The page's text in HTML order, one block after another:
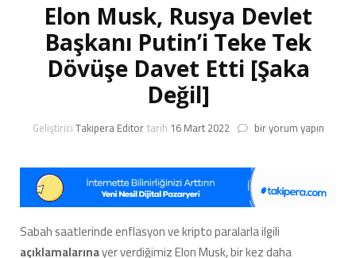
Elon Musk, Rusya Devlet
Başkanı Putin’i Teke Tek
Dövüşe Davet Etti [Şaka
Değil]
GeliştiriciTakipera Editortarih 16 Mart 2022 Elon
Devlet
Başkanı
Putin’i
Teke
Tek
bir yorum yapın
Sabah saatlerinde enflasyon ve kripto paralarla ilgili
açıklamalarınayer verdiğimiz Elon Musk, bir kez daha